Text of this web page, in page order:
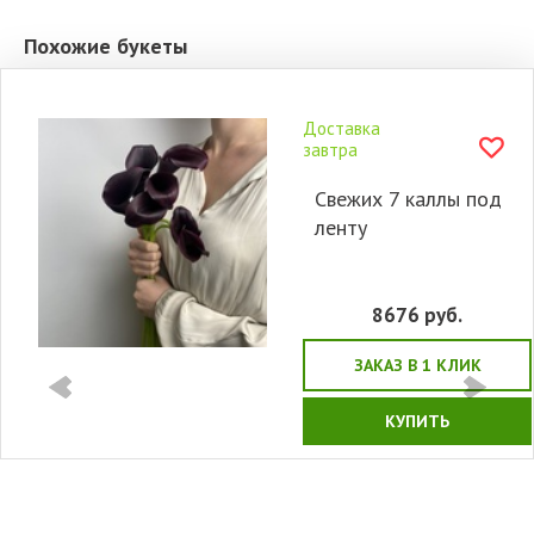
Похожие букеты
Доставка
завтра
Свежих 7 каллы под
ленту
8676 руб.
ЗАКАЗ В 1 КЛИК
КУПИТЬ